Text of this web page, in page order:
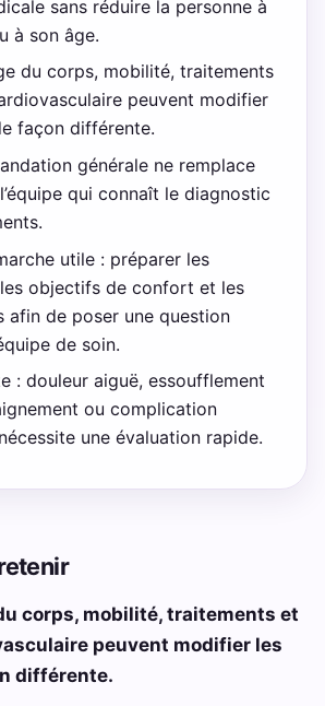
sans réduire la personne à
à son âge.
du corps, mobilité, traitements
peuvent modifier
façon différente.
générale ne remplace
qui connaît le diagnostic
utile : préparer les
objectifs de confort et les
afin de poser une question
de soin.
: douleur aiguë, essoufflement
ou complication
une évaluation rapide.
corps, mobilité, traitements et
peuvent modifier les
différente.